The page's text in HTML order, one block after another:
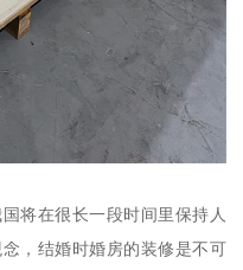
将在很长一段时间里保持人
，结婚时婚房的装修是不可